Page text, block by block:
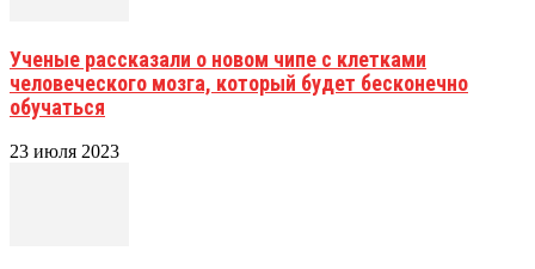
Ученые рассказали о новом чипе с клетками
человеческого мозга, который будет бесконечно
обучаться
23 июля 2023